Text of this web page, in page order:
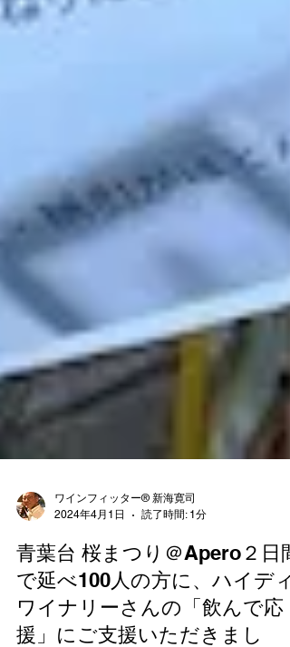
2024年4月1日
読了時間: 1分
青葉台 桜まつり＠Apero２日間
で延べ100人の方に、ハイディ